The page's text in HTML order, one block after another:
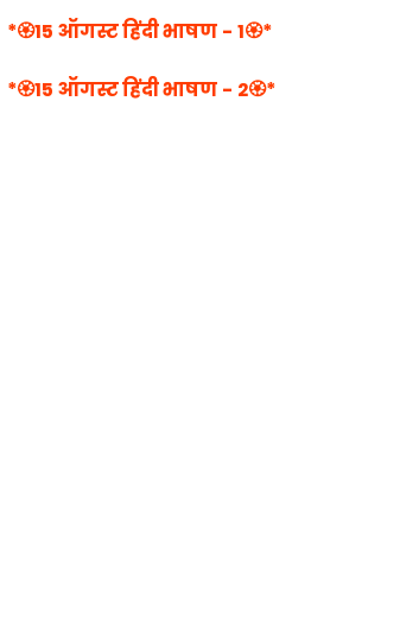
*🏵️15 ऑगस्ट हिंदी भाषण - 1🏵️*
*🏵️15 ऑगस्ट हिंदी भाषण - 2🏵️*